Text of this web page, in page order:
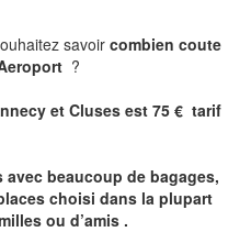
savoir combien coute
?
et Cluses est 75 € tarif
beaucoup de bagages,
choisi dans la plupart
ou d’amis .